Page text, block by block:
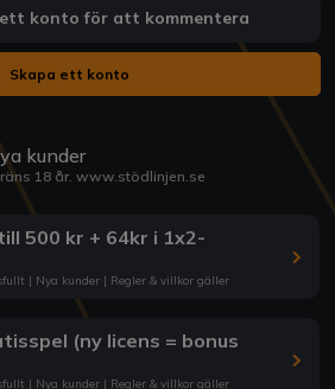
konto för att kommentera
Skapa ett konto
kunder
18 år. www.stödlinjen.se
500 kr + 64kr i 1x2-
| Nya kunder | Regler & villkor gäller
(ny licens = bonus
| Nya kunder | Regler & villkor gäller